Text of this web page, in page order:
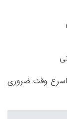
اسرع وقت ضروری